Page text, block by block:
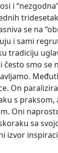
i
se na
i sami
tradiciju
smo se
On
s praksom,
Oni
sa
izvor